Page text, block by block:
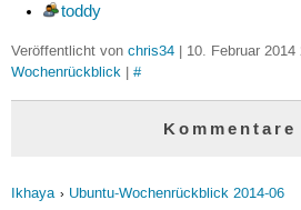
toddy
Veröffentlicht von chris34| 10. Februar 2014
Wochenrückblick| #
Kommentare
Ikhaya Ubuntu-Wochenrückblick 2014-06